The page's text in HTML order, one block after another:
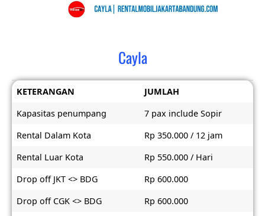
Cayla
KETERANGAN
JUMLAH
Kapasitas penumpang
7 pax include Sopir
Rental Dalam Kota
Rp 350.000 / 12 jam
Rental Luar Kota
Rp 550.000 / Hari
Drop off JKT <> BDG
Rp 600.000
Drop off CGK <> BDG
Rp 600.000